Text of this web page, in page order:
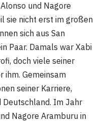
und Nagore
sie nicht erst im großen
sich aus San
Paar. Damals war Xabi
doch viele seiner
Gemeinsam
seiner Karriere,
Deutschland. Im Jahr
Nagore Aramburu in